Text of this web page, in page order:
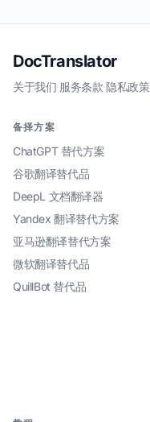
DocTranslator
关于我们·服务条款·隐私政策
备择方案
ChatGPT 替代方案
谷歌翻译替代品
DeepL 文档翻译器
Yandex 翻译替代方案
亚马逊翻译替代方案
微软翻译替代品
QuillBot 替代品